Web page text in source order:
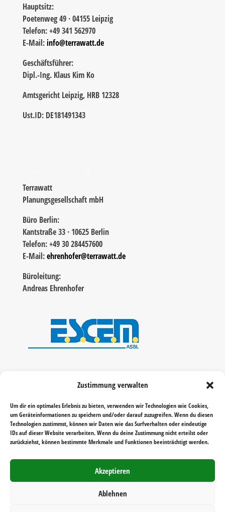
Zustimmung verwalten
Um dir ein optimales Erlebnis zu bieten, verwenden wir Technologien wie Cookies,
um Geräteinformationen zu speichern und/oder darauf zuzugreifen. Wenn du diesen
Technologien zustimmst, können wir Daten wie das Surfverhalten oder eindeutige
IDs auf dieser Website verarbeiten. Wenn du deine Zustimmung nicht erteilst oder
zurückziehst, können bestimmte Merkmale und Funktionen beeinträchtigt werden.
Akzeptieren
Ablehnen
Hauptsitz:
Poetenweg 49 · 04155 Leipzig
Telefon: +49 341 562970
E-Mail:info@terrawatt.de
Geschäftsführer:
Dipl.-Ing. Klaus Kim Ko
Amtsgericht Leipzig, HRB 12328
Ust.ID: DE181491343
Terrawatt
Planungsgesellschaft mbH
Büro Berlin:
Kantstraße 33 · 10625 Berlin
Telefon: +49 30 284457600
E-Mail:ehrenhofer@terrawatt.de
Büroleitung:
Andreas Ehrenhofer